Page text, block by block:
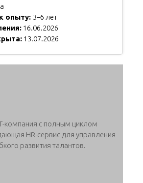
опыту: 3–6 лет
16.06.2026
13.07.2026
компания с полным циклом
HR-сервис для управления
развития талантов.